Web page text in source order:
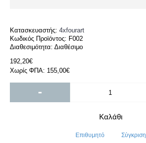
Κατασκευαστής: 4xfourart
Κωδικός Προϊόντος: F002
Διαθεσιμότητα: Διαθέσιμο
192,20€
Χωρίς ΦΠΑ: 155,00€
-
Καλάθι
Επιθυμητό Σύγκριση